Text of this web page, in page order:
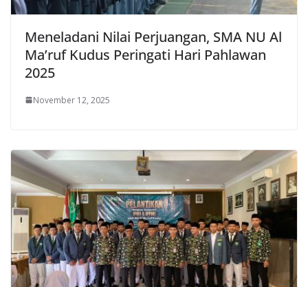
Meneladani Nilai Perjuangan, SMA NU Al
Ma’ruf Kudus Peringati Hari Pahlawan
2025
November 12, 2025